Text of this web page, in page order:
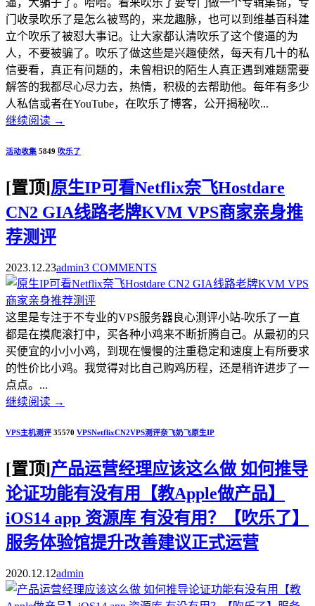
逼，大骗子了。哈哈。看来吹乐了要专门做一个专辑集锦，专
门收录吹乐了是怎么被骂的，来龙趣脉，也可以到维基百科建
立个吹乐了被怼大事记。让大家都认清吹乐了这个傻逼的为
人，不要被骗了。吹乐了做这些是兴趣使然，每天有几十的私
信要看，真正有问题的，未曾相识的陌生人真正遇到难题需要
解答的我都尽心尽力去，热情，积极的去帮助他。每年有多少
人私信或者在YouTube，在吹乐了博客，公开揭秘吹...
继续阅读 →
活动收集 5849 吹乐了
[置顶]原生IP可看Netflix奈飞Hostdare
CN2 GIA线路老牌KVM VPS商家亲身推
荐测评
2023.12.23admin3 COMMENTS
这里是专注于不专业的VPS服务器良心测评小站-吹乐了一直
都是在摸爬滚打中，买各种小鸡来不断折腾自己。从最初的只
买便宜的小小小鸡，到现在慢慢的注重稳定和速度上有所要求
的性价比小鸡。我觉得对比自己购鸡历程，还是稍许进步了一
点点。...
继续阅读 →
VPS主机测评 35570 VPSNetflixCN2VPS测评奈飞奶飞原生IP
[置顶]产品运营经理应该这么做 如何推导
论证功能有没有用【教Apple做产品】
iOS14 app 资源库 有没有用？【吹乐了】
服务体验馆提升改善建议正式运营
2020.12.12admin